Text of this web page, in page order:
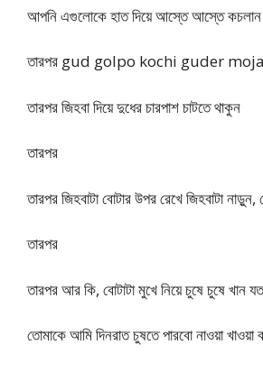
আপনি এগুলোকে হাত দিয়ে আস্তে আস্তে কচলান
তারপর gud golpo kochi guder moja
তারপর জিহবা দিয়ে দুধের চারপাশ চাটতে থাকুন
তারপর
তারপর জিহবাটা বোটার উপর রেখে জিহবাটা
তারপর
তারপর আর কি, বোটাটা মুখে নিয়ে চুষে চুষে খান
তোমাকে আমি দিনরাত চুষতে পারবো নাওয়া খাওয়া